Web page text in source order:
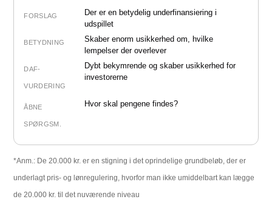
FORSLAG
Der er en betydelig underfinansiering i
udspillet
BETYDNING
Skaber enorm usikkerhed om, hvilke
lempelser der overlever
DAF-
VURDERING
Dybt bekymrende og skaber usikkerhed for
investorerne
ÅBNE
SPØRGSM.
Hvor skal pengene findes?
*Anm.: De 20.000 kr. er en stigning i det oprindelige grundbeløb, der er
underlagt pris- og lønregulering, hvorfor man ikke umiddelbart kan lægge
de 20.000 kr. til det nuværende niveau